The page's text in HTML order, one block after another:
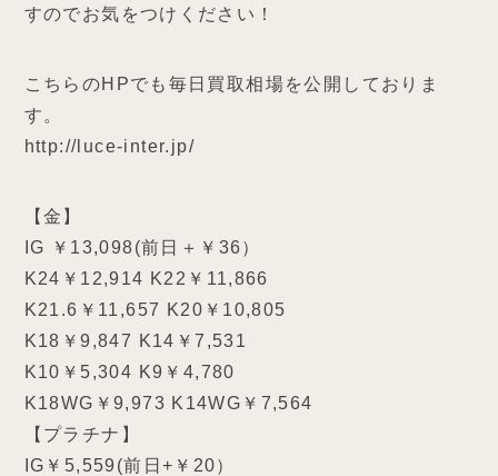
すのでお気をつけください！
こちらのHPでも毎日買取相場を公開しておりま
す。
http://luce-inter.jp/
【金】
IG ￥13,098(前日＋￥36）
K24￥12,914 K22￥11,866
K21.6￥11,657 K20￥10,805
K18￥9,847 K14￥7,531
K10￥5,304 K9￥4,780
K18WG￥9,973 K14WG￥7,564
【プラチナ】
IG￥5,559(前日+￥20）